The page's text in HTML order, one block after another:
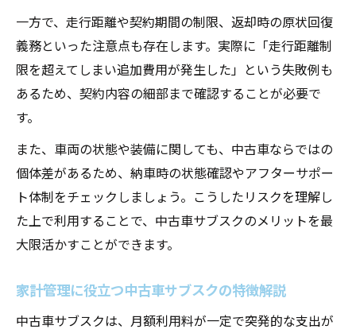
一方で、走行距離や契約期間の制限、返却時の原状回復
義務といった注意点も存在します。実際に「走行距離制
限を超えてしまい追加費用が発生した」という失敗例も
あるため、契約内容の細部まで確認することが必要で
す。
また、車両の状態や装備に関しても、中古車ならではの
個体差があるため、納車時の状態確認やアフターサポー
ト体制をチェックしましょう。こうしたリスクを理解し
た上で利用することで、中古車サブスクのメリットを最
大限活かすことができます。
家計管理に役立つ中古車サブスクの特徴解説
中古車サブスクは、月額利用料が一定で突発的な支出が